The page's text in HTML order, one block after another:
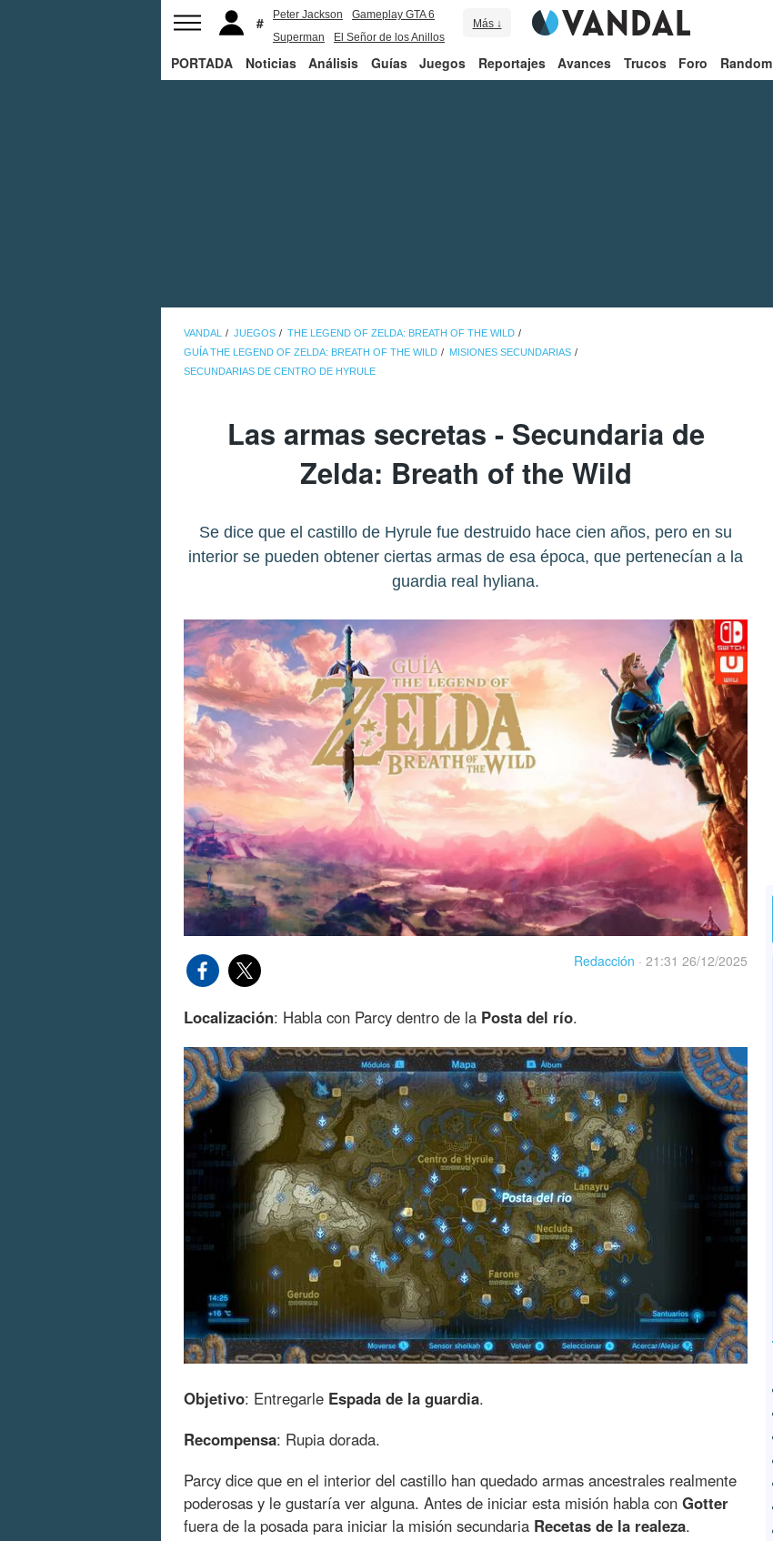
Peter Jackson
Gameplay GTA 6
Superman
El Señor de los Anillos
Más ↓
PORTADA Noticias Análisis Guías Juegos Reportajes Avances Trucos Foro Random
VANDAL JUEGOS
THE LEGEND OF ZELDA: BREATH OF THE WILD
GUÍA THE LEGEND OF ZELDA: BREATH OF THE WILD
MISIONES SECUNDARIAS
SECUNDARIAS DE CENTRO DE HYRULE
Las armas secretas - Secundaria de
Zelda: Breath of the Wild
Se dice que el castillo de Hyrule fue destruido hace cien años, pero en su
interior se pueden obtener ciertas armas de esa época, que pertenecían a la
guardia real hyliana.
Redacción · 21:31 26/12/2025
Localización: Habla con Parcy dentro de la Posta del río.
Objetivo: Entregarle Espada de la guardia.
Recompensa: Rupia dorada.
Parcy dice que en el interior del castillo han quedado armas ancestrales realmente
poderosas y le gustaría ver alguna. Antes de iniciar esta misión habla con Gotter
fuera de la posada para iniciar la misión secundaria Recetas de la realeza.